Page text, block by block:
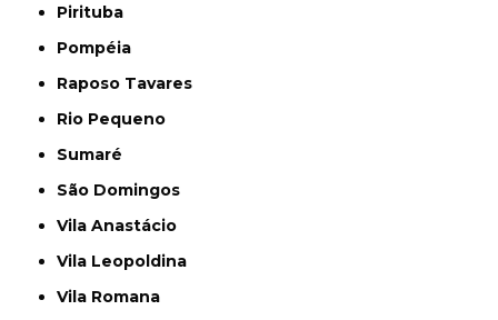
Pirituba
Pompéia
Raposo Tavares
Rio Pequeno
Sumaré
São Domingos
Vila Anastácio
Vila Leopoldina
Vila Romana